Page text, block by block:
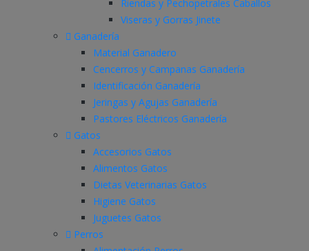
Riendas y Pechopetrales Caballos
Viseras y Gorras Jinete
Ganadería
Material Ganadero
Cencerros y Campanas Ganadería
Identificación Ganadería
Jeringas y Agujas Ganadería
Pastores Eléctricos Ganadería
Gatos
Accesorios Gatos
Alimentos Gatos
Dietas Veterinarias Gatos
Higiene Gatos
Juguetes Gatos
Perros